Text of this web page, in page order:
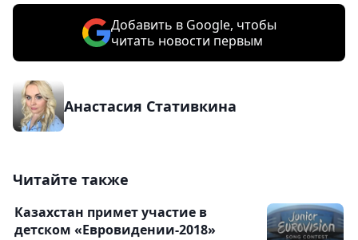
Добавить в Google, чтобы
читать новости первым
Анастасия Стативкина
Читайте также
Казахстан примет участие в
детском «Евровидении-2018»